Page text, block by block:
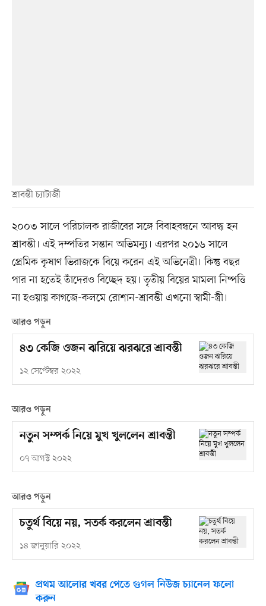
শ্রাবন্তী চ্যাটার্জী
২০০৩ সালে পরিচালক রাজীবের সঙ্গে বিবাহবন্ধনে আবদ্ধ হন
শ্রাবন্তী। এই দম্পতির সন্তান অভিমন্যু। এরপর ২০১৬ সালে
প্রেমিক কৃষাণ ভিরাজকে বিয়ে করেন এই অভিনেত্রী। কিন্তু বছর
পার না হতেই তাঁদেরও বিচ্ছেদ হয়। তৃতীয় বিয়ের মামলা নিষ্পত্তি
না হওয়ায় কাগজে-কলমে রোশান-শ্রাবন্তী এখনো স্বামী-স্ত্রী।
আরও পড়ুন
৪৩ কেজি ওজন ঝরিয়ে ঝরঝরে শ্রাবন্তী
১২ সেপ্টেম্বর ২০২২
আরও পড়ুন
নতুন সম্পর্ক নিয়ে মুখ খুললেন শ্রাবন্তী
০৭ আগস্ট ২০২২
আরও পড়ুন
চতুর্থ বিয়ে নয়, সতর্ক করলেন শ্রাবন্তী
১৪ জানুয়ারি ২০২২
প্রথম আলোর খবর পেতে গুগল নিউজ চ্যানেল ফলো
করুন